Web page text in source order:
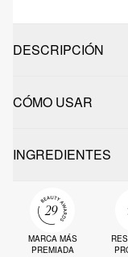
DESCRIPCIÓN
CÓMO USAR
INGREDIENTES
MARCA MÁS
PREMIADA